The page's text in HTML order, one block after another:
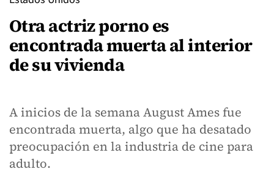
Otra actriz porno es
encontrada muerta al interior
de su vivienda
A inicios de la semana August Ames fue
encontrada muerta, algo que ha desatado
preocupación en la industria de cine para
adulto.